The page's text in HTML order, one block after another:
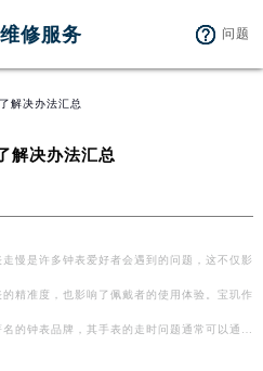
修服务 问题
解决办法汇总
解决办法汇总
走慢是许多钟表爱好者会遇到的问题，这不仅影
的精准度，也影响了佩戴者的使用体验。宝玑作
名的钟表品牌，其手表的走时问题通常可以通…